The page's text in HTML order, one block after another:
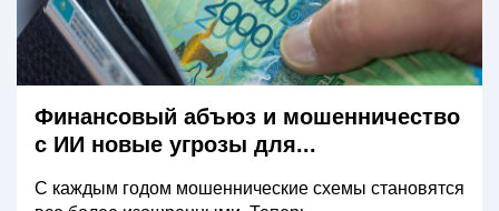
Финансовый абъюз и мошенничество
с ИИ новые угрозы для...
С каждым годом мошеннические схемы становятся